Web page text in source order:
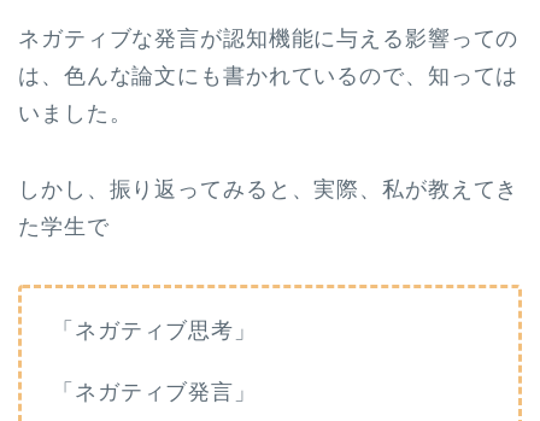
ネガティブな発言が認知機能に与える影響っての
は、色んな論文にも書かれているので、知っては
いました。
しかし、振り返ってみると、実際、私が教えてき
た学生で
「ネガティブ思考」
「ネガティブ発言」